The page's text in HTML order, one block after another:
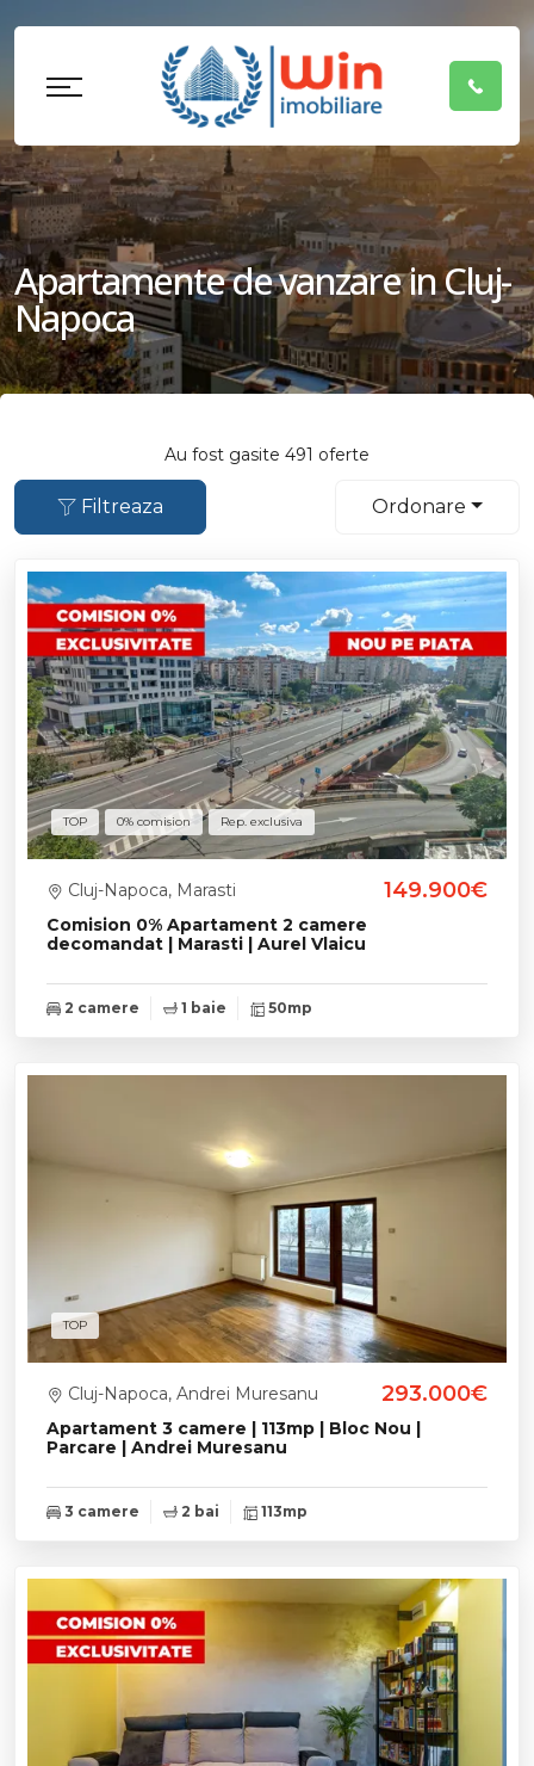
Apartamente de vanzare in Cluj-
Napoca
Au fost gasite 491 oferte
Ordonare
Filtreaza
TOP 0% comision Rep. exclusiva
Comision 0% Apartament 2 camere
decomandat | Marasti | Aurel Vlaicu
Cluj-Napoca, Marasti 149.900€
2 camere 1 baie 50mp
TOP
Apartament 3 camere | 113mp | Bloc Nou |
Parcare | Andrei Muresanu
Cluj-Napoca, Andrei Muresanu 293.000€
3 camere 2 bai 113mp